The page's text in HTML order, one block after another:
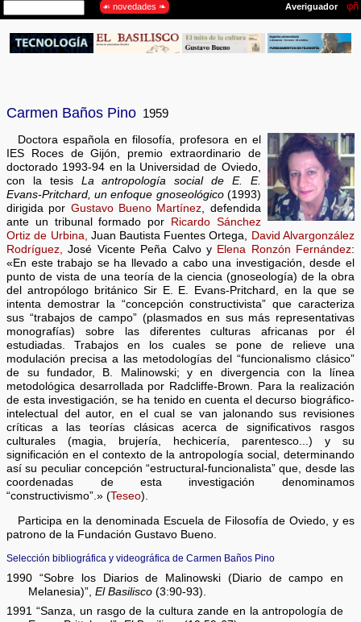
Carmen Baños Pino 1959
Doctora española en filosofía, profesora en el
IES Roces de Gijón, premio extraordinario de
doctorado 1993-94 en la Universidad de Oviedo,
con la tesis La antropología social de E. E.
Evans-Pritchard, un enfoque gnoseológico(1993)
dirigida por Gustavo Bueno Martínez, defendida
ante un tribunal formado por
Ricardo Sánchez
Ortiz de Urbina, Juan Bautista Fuentes Ortega, David Alvargonzález
Rodríguez, José Vicente Peña Calvo y Elena Ronzón Fernández:
«En este trabajo se ha llevado a cabo una investigación, desde el
punto de vista de una teoría de la ciencia (gnoseología) de la obra
del antropólogo británico Sir E. E. Evans-Pritchard, en la que se
intenta demostrar la “concepción constructivista” que caracteriza
sus “trabajos de campo” (plasmados en sus más representativas
monografías) sobre las diferentes culturas africanas por él
estudiadas. Trabajos en los cuales se pone de relieve una
modulación precisa a las metodologías del “funcionalismo clásico”
de su fundador, B. Malinowski; y en divergencia con la línea
metodológica desarrollada por Radcliffe-Brown. Para la realización
de esta investigación, se ha tenido en cuenta el decurso biográfico-
intelectual del autor, en el cual se van jalonando sus revisiones
críticas a las teorías clásicas acerca de significativos rasgos
culturales (magia, brujería, hechicería, parentesco...) y su
significación en el contexto de la antropología social, determinando
así su peculiar concepción “estructural-funcionalista” que, desde las
coordenadas de esta investigación denominamos
“constructivismo”.» (Teseo).
Participa en la denominada Escuela de Filosofía de Oviedo, y es
patrono de la Fundación Gustavo Bueno.
Selección bibliográfica y videográfica de Carmen Baños Pino
1990 “Sobre los Diarios de Malinowski (Diario de campo en
Melanesia)”,El Basilisco (3:90-93).
1991 “Sanza, un rasgo de la cultura zande en la antropología de